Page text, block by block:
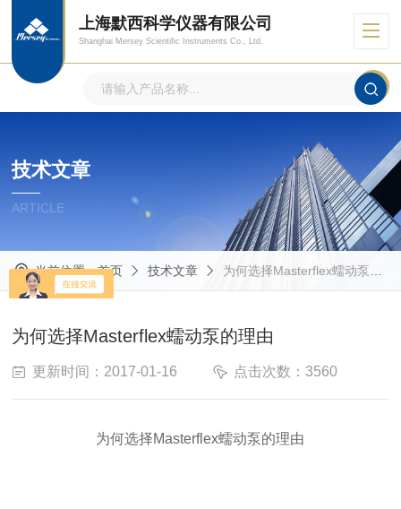
上海默西科学仪器有限公司
Shanghai Mersey Scientific Instruments Co., Ltd.
技术文章
ARTICLE
当前位置：首页 技术文章 为何选择Masterflex蠕动泵的理由
为何选择Masterflex蠕动泵的理由
更新时间：2017-01-16 点击次数：3560
为何选择Masterflex蠕动泵的理由